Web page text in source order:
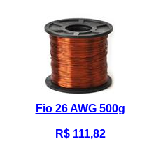
Fio 26 AWG 500g
R$ 111,82